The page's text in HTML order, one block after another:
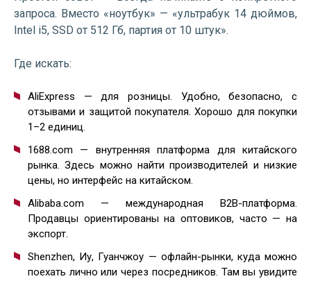
запроса. Вместо «ноутбук» — «ультрабук 14 дюймов,
Intel i5, SSD от 512 Гб, партия от 10 штук».
Где искать:
AliExpress — для розницы. Удобно, безопасно, с
отзывами и защитой покупателя. Хорошо для покупки
1–2 единиц.
1688.com — внутренняя платформа для китайского
рынка. Здесь можно найти производителей и низкие
цены, но интерфейс на китайском.
Alibaba.com — международная B2B-платформа.
Продавцы ориентированы на оптовиков, часто — на
экспорт.
Shenzhen, Иу, Гуанчжоу — офлайн-рынки, куда можно
поехать лично или через посредников. Там вы увидите